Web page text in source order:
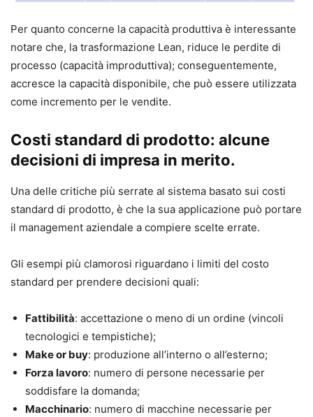
Per quanto concerne la capacità produttiva è interessante
notare che, la trasformazione Lean, riduce le perdite di
processo (capacità improduttiva); conseguentemente,
accresce la capacità disponibile, che può essere utilizzata
come incremento per le vendite.
Costi standard di prodotto: alcune
decisioni di impresa in merito.
Una delle critiche più serrate al sistema basato sui costi
standard di prodotto, è che la sua applicazione può portare
il management aziendale a compiere scelte errate.
Gli esempi più clamorosi riguardano i limiti del costo
standard per prendere decisioni quali:
Fattibilità: accettazione o meno di un ordine (vincoli
tecnologici e tempistiche);
Make or buy: produzione all’interno o all’esterno;
Forza lavoro: numero di persone necessarie per
soddisfare la domanda;
Macchinario: numero di macchine necessarie per